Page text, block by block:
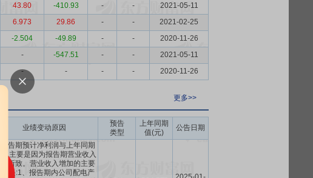
43.80 -410.93 - -
2021-05-11
6.973 29.86 - -
2021-02-25
-2.504 -49.89 - -
2020-11-26
- -547.51 - -
2021-05-11
- - - - 2020-11-26
更多>>
业绩变动原因
预告
类型
上年同期
值(元)
公告日期
报告期预计净利润与上年同期
升,主要是因为报告期营业收入
加所致。营业收入增加的主要
因是:1、报告期内公司配电产